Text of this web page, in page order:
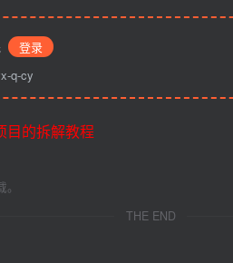
登录
q-cy
目的拆解教程
THE END